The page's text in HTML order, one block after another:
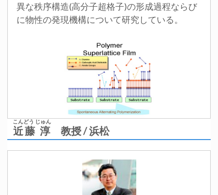
異な秩序構造(高分子超格子)の形成過程ならび
に物性の発現機構について研究している。
近藤 淳
こんどう じゅん
教授 / 浜松